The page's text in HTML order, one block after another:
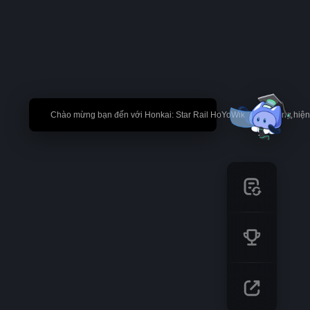
🎉 Chào mừng bạn đến với Honkai: Star Rail HoYoWiki! * Nội dung